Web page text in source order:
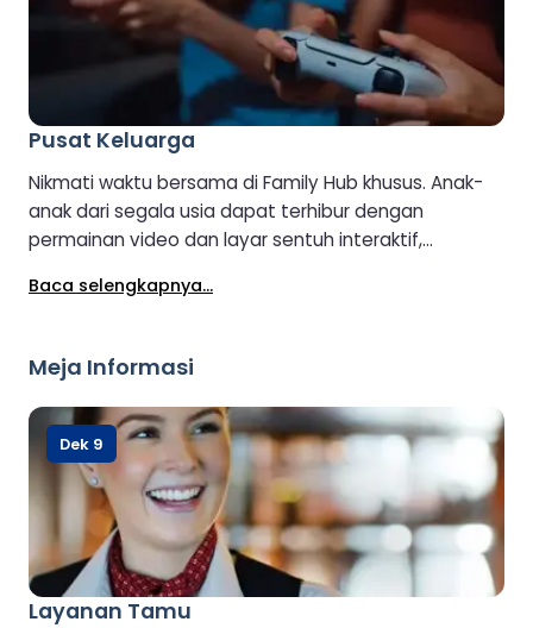
Pusat Keluarga
Nikmati waktu bersama di Family Hub khusus. Anak-
anak dari segala usia dapat terhibur dengan
permainan video dan layar sentuh interaktif,
keseruan atau bersantai menikmati camilan dari
Baca selengkapnya...
Meja Informasi
Layanan Tamu
Dek 9